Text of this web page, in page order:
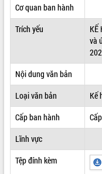
HỆ THỐNG VĂN BẢN
VĂN BẢN HĐND TỈNH
QUY HOẠCH - KẾ HOẠCH
Cơ quan ban hành
Trích yếu
KẾ
và
Nội dung văn bản
Loại văn bản
Kế
Cấp ban hành
Lĩnh vực
Tệp đính kèm